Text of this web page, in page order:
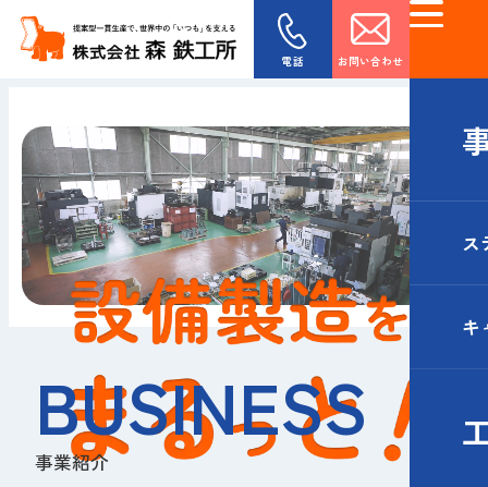
電話 お問い合わせ
ス
キ
BUSINESS
事業紹介